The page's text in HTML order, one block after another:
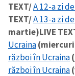
TEXT/A 12-a zi
TEXT/A 13-a zi
martie)LIVE
Ucraina
război în Ucraina
război în Ucraina